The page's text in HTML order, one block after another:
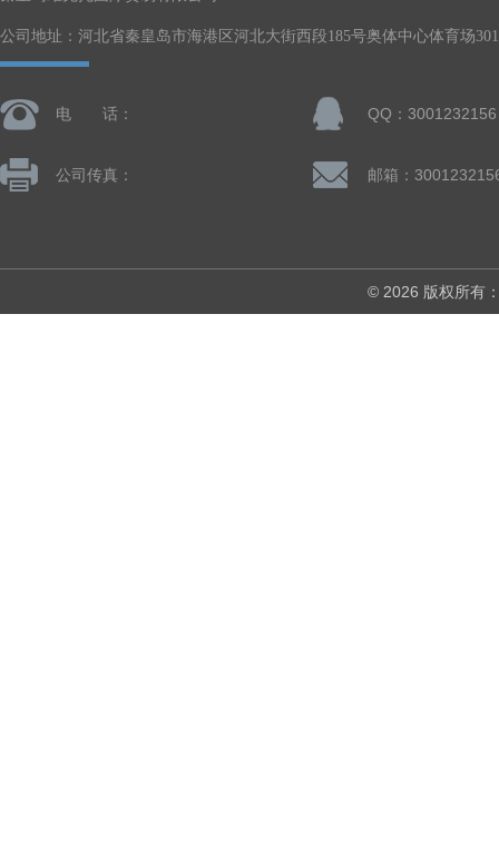
公司地址：河北省秦皇岛市海港区河北大街西段185号奥体中心体育场
电 话： QQ：3001232156
公司传真： 邮箱：
© 2026 版权所有